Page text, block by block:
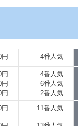
4番人気
円
4番人気
6番人気
2番人気
11番人気